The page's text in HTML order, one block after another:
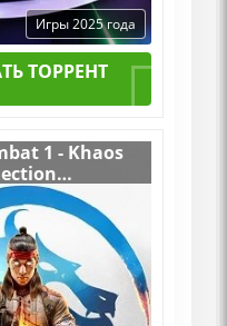
Игры 2025 года
ТОРРЕНТ
1 - Khaos
PC
+ All